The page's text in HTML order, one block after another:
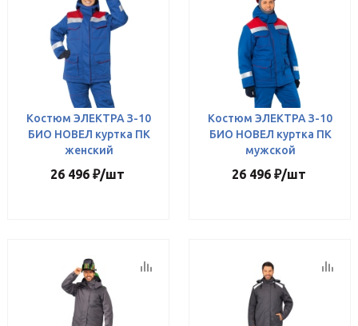
Костюм ЭЛЕКТРА З-10
БИО НОВЕЛ куртка ПК
женский
26 496₽/шт
Костюм ЭЛЕКТРА З-10
БИО НОВЕЛ куртка ПК
мужской
26 496₽/шт